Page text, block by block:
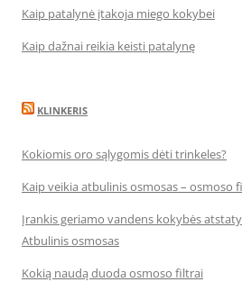
Kaip patalynė įtakoja miego kokybei
Kaip dažnai reikia keisti patalynę
KLINKERIS
Kokiomis oro sąlygomis dėti trinkeles?
Kaip veikia atbulinis osmosas – osmoso
Įrankis geriamo vandens kokybės
Atbulinis osmosas
Kokią naudą duoda osmoso filtrai